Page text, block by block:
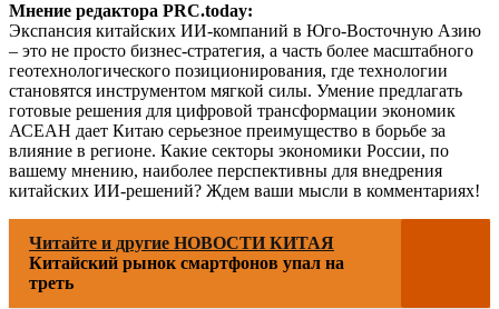
Мнение редактора PRC.today:
Экспансия китайских ИИ-компаний в Юго-Восточную Азию
– это не просто бизнес-стратегия, а часть более масштабного
геотехнологического позиционирования, где технологии
становятся инструментом мягкой силы. Умение предлагать
готовые решения для цифровой трансформации экономик
АСЕАН дает Китаю серьезное преимущество в борьбе за
влияние в регионе. Какие секторы экономики России, по
вашему мнению, наиболее перспективны для внедрения
китайских ИИ-решений? Ждем ваши мысли в комментариях!
Читайте и другие НОВОСТИ КИТАЯ
Китайский рынок смартфонов упал на
треть